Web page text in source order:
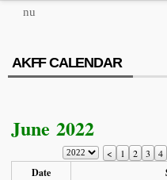
AKFF CALENDAR
June 2022
< 1 2 3 4
Date
MENU
ABOUT US
PRESS/MEDIA
JOIN & SUPPORT